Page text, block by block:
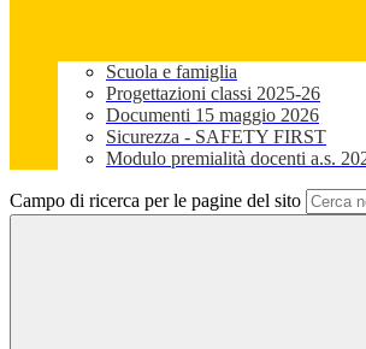
Scuola e famiglia
Progettazioni classi 2025-26
Documenti 15 maggio 2026
Sicurezza - SAFETY FIRST
Modulo premialità docenti a.s.
Campo di ricerca per le pagine del sito